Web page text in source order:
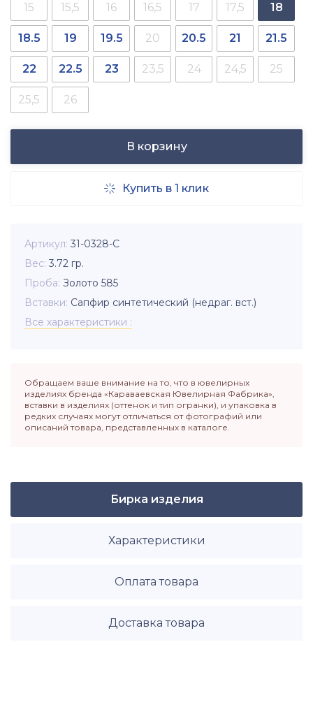
15 15,5 16 16,5 17 17,5 18
18.5 19 19.5 20 20.5 21 21.5
22 22.5 23 23,5 24 24,5 25
25,5 26
В корзину
 Купить в 1 клик
Артикул 31-0328-С
Вес 3.72 гр.
Проба Золото 585
Вставки Сапфир синтетический (недраг. вст.)
Все характеристики
Обращаем ваше внимание на то, что в ювелирных
изделиях бренда «Караваевская Ювелирная Фабрика»,
вставки в изделиях (оттенок и тип огранки), и упаковка в
редких случаях могут отличаться от фотографий или
описаний товара, представленных в каталоге.
Бирка изделия
Характеристики
Оплата товара
Доставка товара